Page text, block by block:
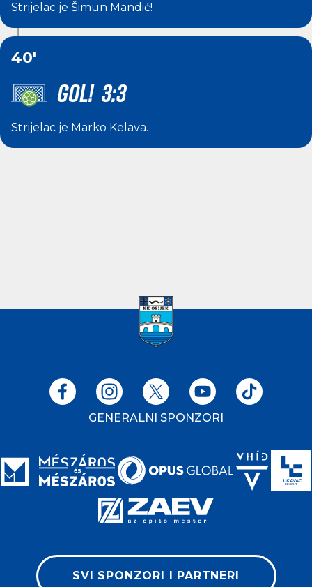
Strijelac je Šimun Mandić!
40'
GOL! 3:3
Strijelac je Marko Kelava.
GENERALNI SPONZORI
SVI SPONZORI I PARTNERI